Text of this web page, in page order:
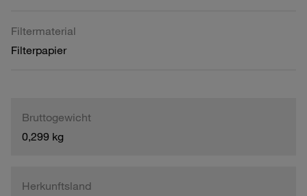
Filtermaterial
Filterpapier
Bruttogewicht
0,299 kg
Herkunftsland